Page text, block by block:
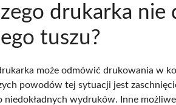
drukarka
tuszu?
może odmówić drukowania w
powodów tej sytuacji jest
niedokładnych wydruków. Inne